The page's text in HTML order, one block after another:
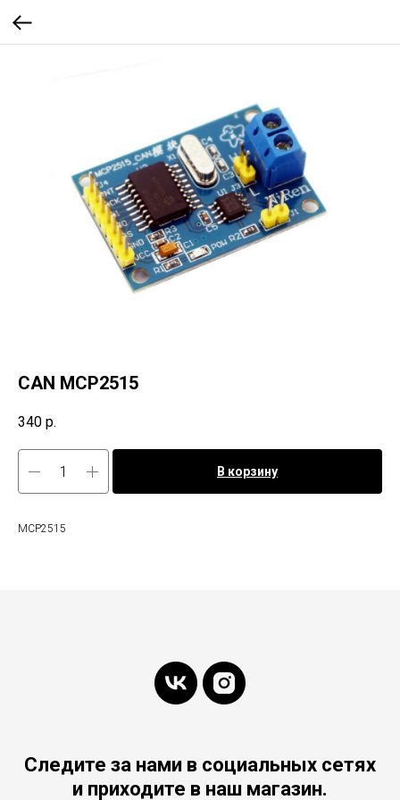
CAN MCP2515
340 р.
В корзину
MCP2515
Следите за нами в социальных сетях
и приходите в наш магазин.